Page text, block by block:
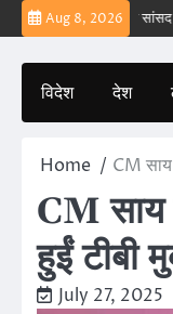
Skip
to
content
Aug 8, 2026
ईरान बड़वानी सांसद का बड़ा
विदेश देश
Home CM साय
CM साय
हुईं टीबी
July 27, 2025